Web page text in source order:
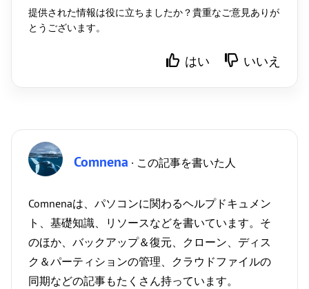
提供された情報は役に立ちましたか？貴重なご意見ありが
とうございます。
はい いいえ
Comnena · この記事を書いた人
Comnenaは、パソコンに関わるヘルプドキュメン
ト、基礎知識、リソースなどを書いています。そ
のほか、バックアップ＆復元、クローン、ディス
ク＆パーティションの管理、クラウドファイルの
同期などの記事もたくさん持っています。